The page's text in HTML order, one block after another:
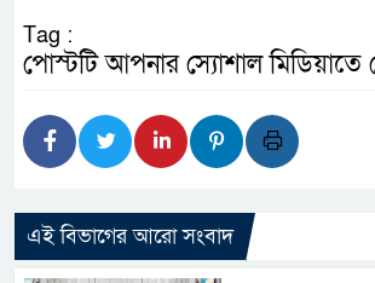
Tag :
পোস্টটি আপনার স্যোশাল
এই বিভাগের আরো সংবাদ